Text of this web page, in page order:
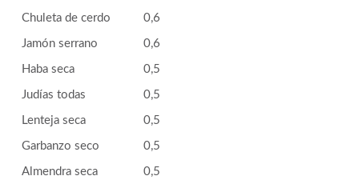
Chuleta de cerdo 0,6
Jamón serrano 0,6
Haba seca 0,5
Judías todas 0,5
Lenteja seca 0,5
Garbanzo seco 0,5
Almendra seca 0,5